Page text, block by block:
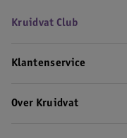
Kruidvat Club
Klantenservice
Over Kruidvat